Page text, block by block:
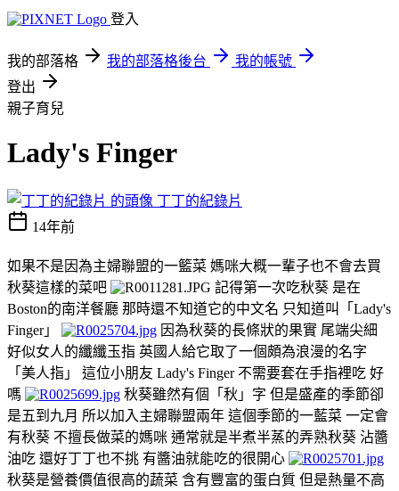
登入
我的部落格 我的部落格後台
我的帳號
登出
親子育兒
Lady's Finger
丁丁的紀錄片
14年前
如果不是因為主婦聯盟的一籃菜 媽咪大概一輩子也不會去買
秋葵這樣的菜吧
記得第一次吃秋葵 是在
Boston的南洋餐廳 那時還不知道它的中文名 只知道叫「Lady's
Finger」
因為秋葵的長條狀的果實 尾端尖細
好似女人的纖纖玉指 英國人給它取了一個頗為浪漫的名字
「美人指」 這位小朋友 Lady's Finger 不需要套在手指裡吃 好
嗎
秋葵雖然有個「秋」字 但是盛產的季節卻
是五到九月 所以加入主婦聯盟兩年 這個季節的一藍菜 一定會
有秋葵 不擅長做菜的媽咪 通常就是半煮半蒸的弄熟秋葵 沾醬
油吃 還好丁丁也不挑 有醬油就能吃的很開心
秋葵是營養價值很高的蔬菜 含有豐富的蛋白質 但是熱量不高